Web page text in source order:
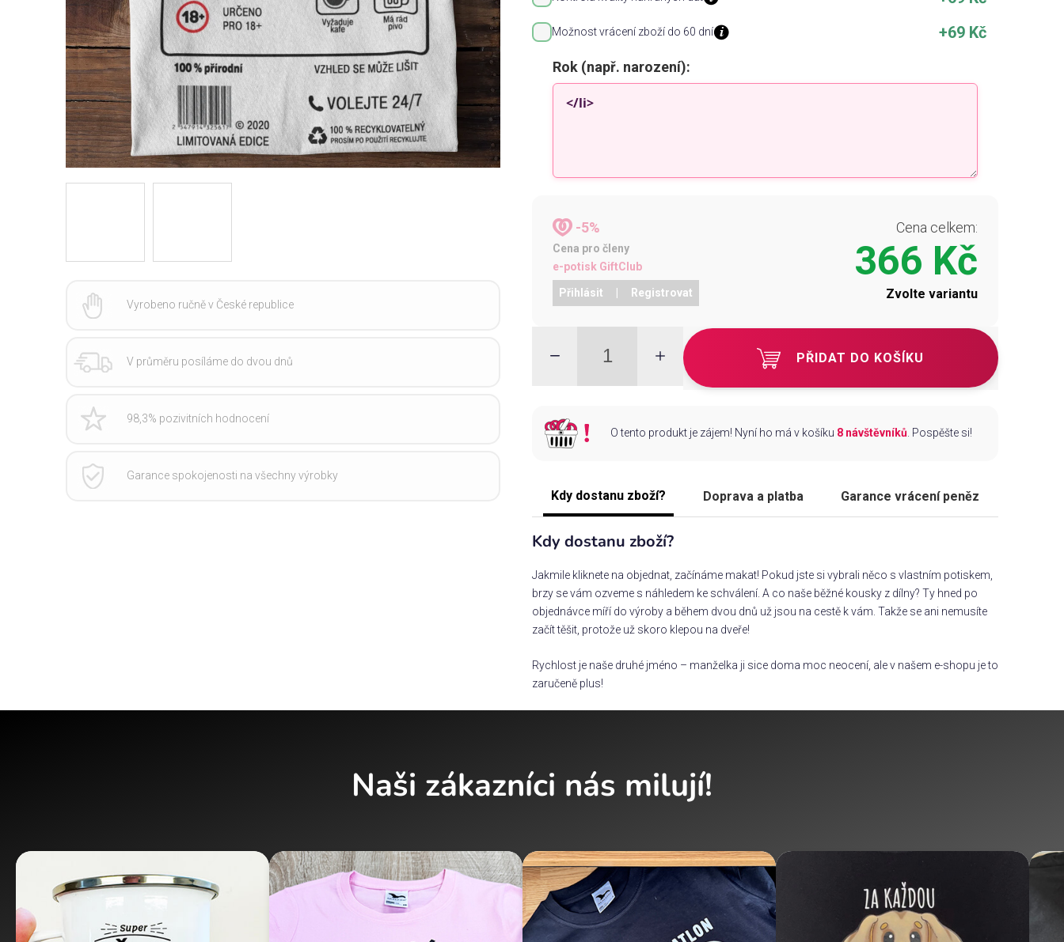
Možnost vrácení zboží do 60 dní +69 Kč
Rok (např. narození):
-5%
Cena pro členy
e-potisk GiftClub
Přihlásit Registrovat
Cena celkem:
366 Kč
Zvolte variantu
PŘIDAT DO KOŠÍKU
O tento produkt je zájem! Nyní ho má v košíku 8 návštěvníků. Pospěšte si!
Kdy dostanu zboží? Doprava a platba Garance vrácení peněz
Kdy dostanu zboží?
Jakmile kliknete na objednat, začínáme makat! Pokud jste si vybrali něco s vlastním potiskem,
brzy se vám ozveme s náhledem ke schválení. A co naše běžné kousky z dílny? Ty hned po
objednávce míří do výroby a během dvou dnů už jsou na cestě k vám. Takže se ani nemusíte
začít těšit, protože už skoro klepou na dveře!
Rychlost je naše druhé jméno – manželka ji sice doma moc neocení, ale v našem e-shopu je to
zaručeně plus!
Vyrobeno ručně v České republice
V průměru posíláme do dvou dnů
98,3% pozivitních hodnocení
Garance spokojenosti na všechny výrobky
Naši zákazníci nás milují!